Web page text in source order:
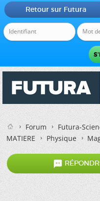
Retour sur Futura
Forum
Futura-
MATIERE
Physique
